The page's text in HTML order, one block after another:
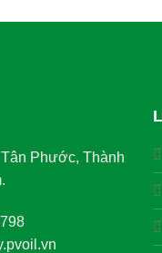
Phước, Thành